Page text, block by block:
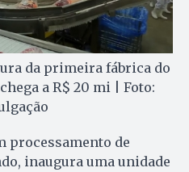
da primeira fábrica do
a R$ 20 mi | Foto:
processamento de
inaugura uma unidade